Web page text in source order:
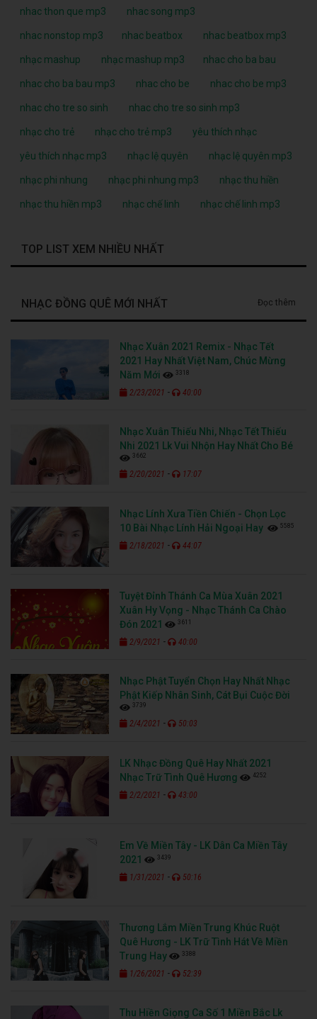
nhac thon que mp3 nhac song mp3
nhac nonstop mp3 nhac beatbox nhac beatbox mp3
nhạc mashup nhạc mashup mp3 nhac cho ba bau
nhac cho ba bau mp3 nhac cho be nhac cho be mp3
nhac cho tre so sinh nhac cho tre so sinh mp3
nhạc cho trẻ nhạc cho trẻ mp3 yêu thích nhạc
yêu thích nhạc mp3 nhạc lệ quyên nhạc lệ quyên mp3
nhạc phi nhung nhạc phi nhung mp3 nhạc thu hiền
nhạc thu hiền mp3 nhạc chế linh nhạc chế linh mp3
TOP LIST XEM NHIỀU NHẤT
NHẠC ĐỒNG QUÊ MỚI NHẤT Đọc thêm
Nhạc Xuân 2021 Remix - Nhạc Tết
2021 Hay Nhất Việt Nam, Chúc Mừng
Năm Mới
3318
2/23/2021 - 40:00
Nhạc Xuân Thiếu Nhi, Nhạc Tết Thiếu
Nhi 2021 Lk Vui Nhộn Hay Nhất Cho Bé
3662
2/20/2021 - 17:07
Nhạc Lính Xưa Tiền Chiến - Chọn Lọc
10 Bài Nhạc Lính Hải Ngoại Hay
5585
2/18/2021 - 44:07
Tuyệt Đỉnh Thánh Ca Mùa Xuân 2021
Xuân Hy Vọng - Nhạc Thánh Ca Chào
Đón 2021
3611
2/9/2021 - 40:00
Nhạc Phật Tuyển Chọn Hay Nhất Nhạc
Phật Kiếp Nhân Sinh, Cát Bụi Cuộc Đời
3739
2/4/2021 - 50:03
LK Nhạc Đồng Quê Hay Nhất 2021
Nhạc Trữ Tình Quê Hương
4252
2/2/2021 - 43:00
Em Về Miền Tây - LK Dân Ca Miền Tây
2021
3439
1/31/2021 - 50:16
Thương Lắm Miền Trung Khúc Ruột
Quê Hương - LK Trữ Tình Hát Về Miền
Trung Hay
3388
1/26/2021 - 52:39
Thu Hiền Giọng Ca Số 1 Miền Bắc Lk